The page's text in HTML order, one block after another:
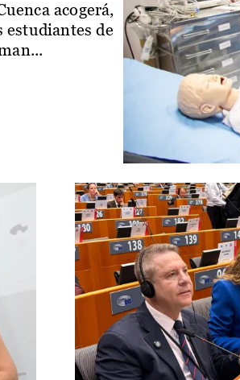
acogerá,
estudiantes de